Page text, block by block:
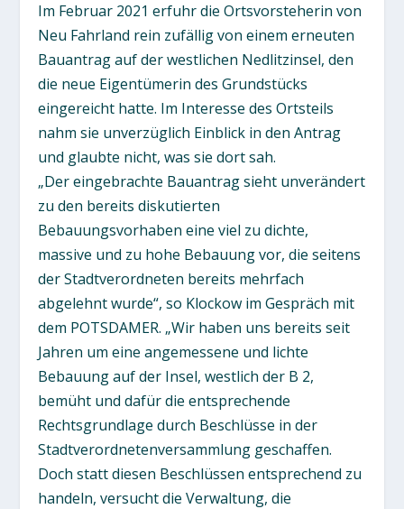
Im Februar 2021 erfuhr die Ortsvorsteherin von
Neu Fahrland rein zufällig von einem erneuten
Bauantrag auf der westlichen Nedlitzinsel, den
die neue Eigentümerin des Grundstücks
eingereicht hatte. Im Interesse des Ortsteils
nahm sie unverzüglich Einblick in den Antrag
und glaubte nicht, was sie dort sah.
„Der eingebrachte Bauantrag sieht unverändert
zu den bereits diskutierten
Bebauungsvorhaben eine viel zu dichte,
massive und zu hohe Bebauung vor, die seitens
der Stadtverordneten bereits mehrfach
abgelehnt wurde“, so Klockow im Gespräch mit
dem POTSDAMER. „Wir haben uns bereits seit
Jahren um eine angemessene und lichte
Bebauung auf der Insel, westlich der B 2,
bemüht und dafür die entsprechende
Rechtsgrundlage durch Beschlüsse in der
Stadtverordnetenversammlung geschaffen.
Doch statt diesen Beschlüssen entsprechend zu
handeln, versucht die Verwaltung, die